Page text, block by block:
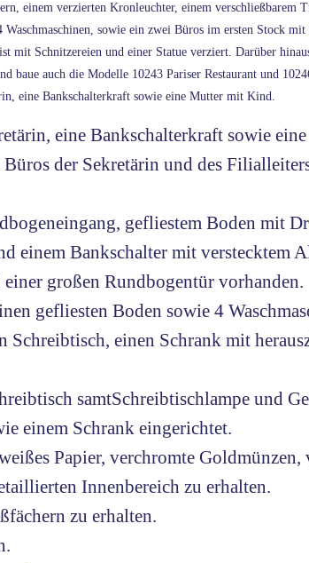
einem verzierten Kronleuchter, einem verschließbarem
sowie ein zwei Büros im ersten Stock
mit Schnitzereien und einer Statue verziert. Darüber
baue auch die Modelle 10243 Pariser Restaurant und
eine Bankschalterkraft sowie eine Mutter mit Kind.
eine Bankschalterkraft sowie
der Sekretärin und des
gefliestem Boden mit
Bankschalter mit verstecktem
großen Rundbogentür vorhanden.
gefliesten Boden sowie 4
einen Schrank mit
samtSchreibtischlampe und
einem Schrank eingerichtet.
Papier, verchromte
Innenbereich zu erhalten.
zu erhalten.